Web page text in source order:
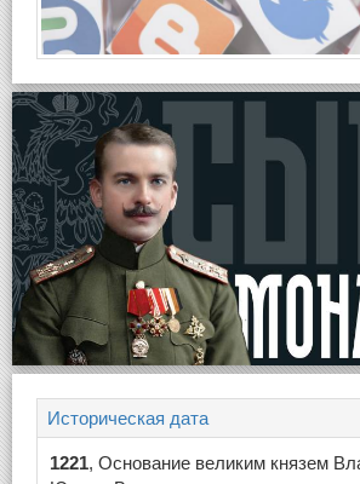
Историческая дата
1221, Основание великим князем